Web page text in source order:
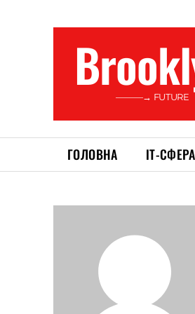
———→ FUTURE
ГОЛОВНА ІТ-СФЕРА